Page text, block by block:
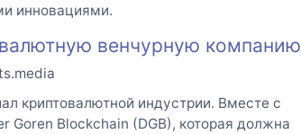
инновациями.
венчурную компанию
криптовалютной индустрии. Вместе с
Goren Blockchain (DGB), которая должна